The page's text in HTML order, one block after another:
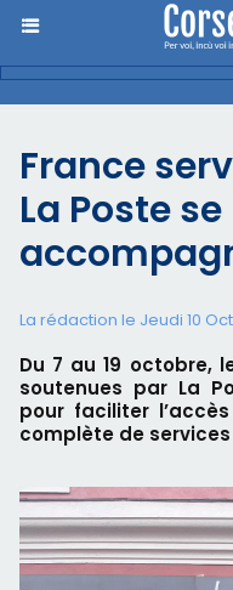
France
La Poste
La rédaction le Jeudi 10
Du 7 au 19 octobre,
soutenues par La
pour faciliter
complète de